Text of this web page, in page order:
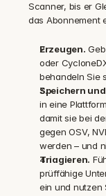
Scanner, bis er
das Abonnement
Erzeugen.
oder
behandeln Sie
Speichern
in eine
damit sie bei
gegen OSV,
werden – und
Triagieren.
prüffähige
ein und nutzen